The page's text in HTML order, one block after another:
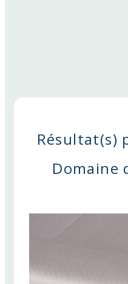
Résultat(s)
Domaine